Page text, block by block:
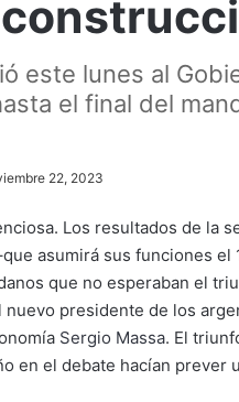
este lunes al
el final del
22, 2023
Los resultados de la
asumirá sus funciones el
que no esperaban el
presidente de los
Sergio Massa. El
en el debate hacían prever